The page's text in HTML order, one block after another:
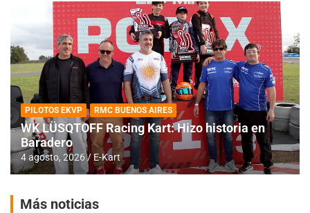
PILOTOS EKVP RMC BUENOS AIRES
WK LÜSQTOFF Racing Kart: Hizo historia en
Baradero
4 agosto, 2026 E-Kart
Más noticias